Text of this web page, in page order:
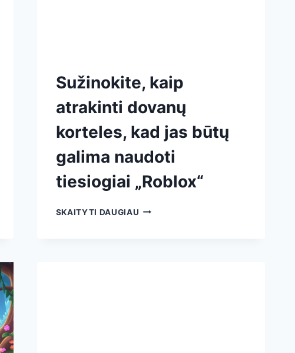
Sužinokite, kaip
atrakinti dovanų
korteles, kad jas būtų
galima naudoti
tiesiogiai „Roblox“
SKAITYTI DAUGIAU